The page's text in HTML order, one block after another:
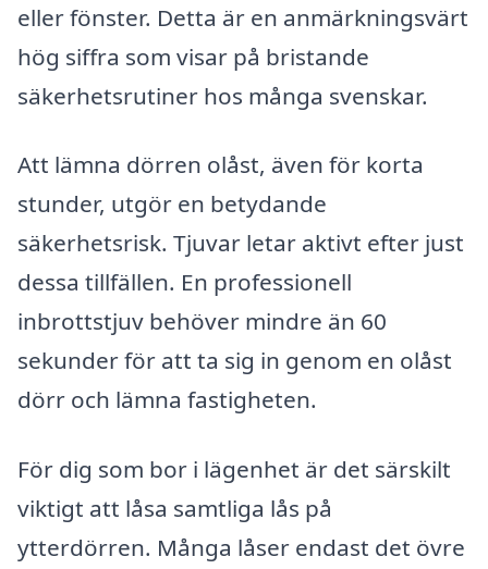
eller fönster. Detta är en anmärkningsvärt
hög siffra som visar på bristande
säkerhetsrutiner hos många svenskar.
Att lämna dörren olåst, även för korta
stunder, utgör en betydande
säkerhetsrisk. Tjuvar letar aktivt efter just
dessa tillfällen. En professionell
inbrottstjuv behöver mindre än 60
sekunder för att ta sig in genom en olåst
dörr och lämna fastigheten.
För dig som bor i lägenhet är det särskilt
viktigt att låsa samtliga lås på
ytterdörren. Många låser endast det övre